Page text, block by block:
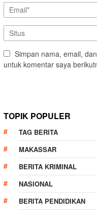
Simpan nama, email,
untuk komentar saya
TOPIK POPULER
TAG BERITA
MAKASSAR
BERITA KRIMINAL
NASIONAL
BERITA PENDIDIKAN